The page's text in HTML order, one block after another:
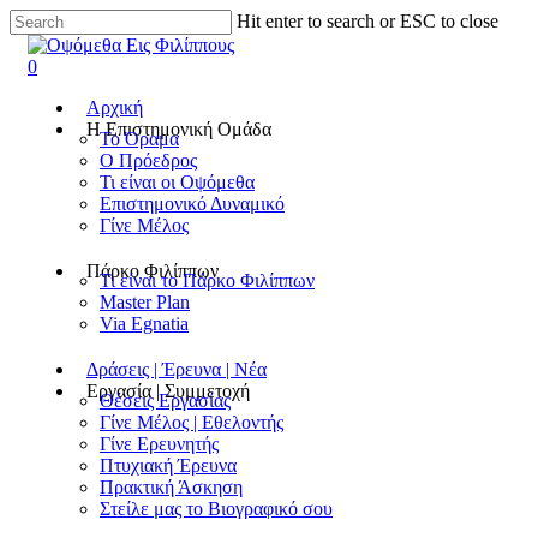
Hit enter to search or ESC to close
0
Αρχική
Η Επιστημονική Ομάδα
Το Όραμα
Ο Πρόεδρος
Τι είναι οι Οψόμεθα
Επιστημονικό Δυναμικό
Γίνε Μέλος
Πάρκο Φιλίππων
Τι είναι το Πάρκο Φιλίππων
Master Plan
Via Egnatia
Δράσεις | Έρευνα | Νέα
Εργασία | Συμμετοχή
Θέσεις Εργασίας
Γίνε Μέλος | Εθελοντής
Γίνε Ερευνητής
Πτυχιακή Έρευνα
Πρακτική Άσκηση
Στείλε μας το Βιογραφικό σου